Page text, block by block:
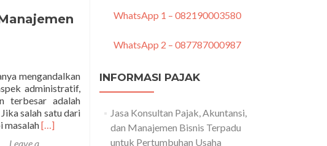
mengandalkan
administratif,
terbesar adalah
salah satu dari
masalahRead
[…]
Leave a
WhatsApp 1 – 082190003580
WhatsApp 2 – 087787000987
INFORMASI PAJAK
Jasa Konsultan Pajak, Akuntansi,
dan Manajemen Bisnis Terpadu
untuk Pertumbuhan Usaha